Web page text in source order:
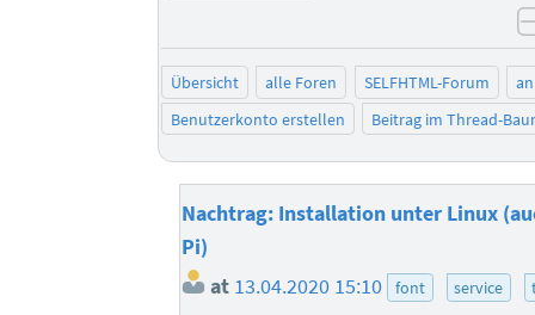
Übersicht alle Foren SELFHTML-Forum
Benutzerkonto erstellen
Beitrag im Thread-
Nachtrag: Installation unter Linux
Pi)
at 13.04.2020 15:10 font service